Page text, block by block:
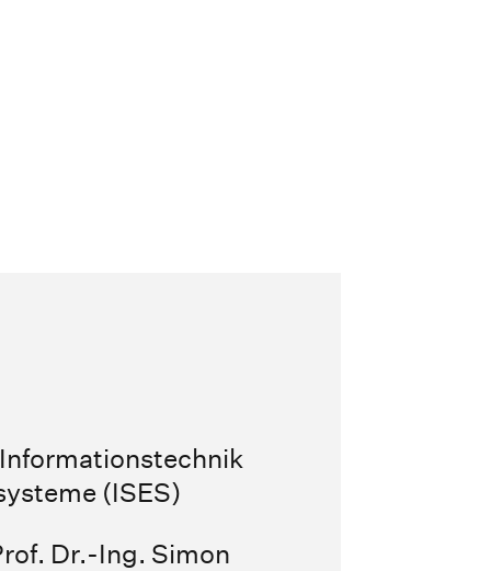
(ISES)
Dr.-Ing. Simon